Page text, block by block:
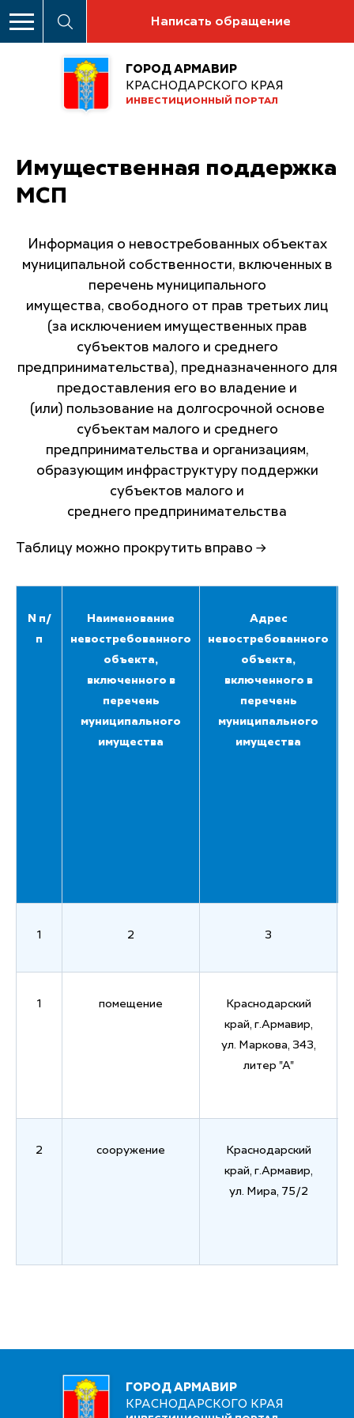
Написать обращение
ГОРОД АРМАВИР
КРАСНОДАРСКОГО КРАЯ
ИНВЕСТИЦИОННЫЙ ПОРТАЛ
Имущественная поддержка
МСП
Информация о невостребованных объектах
муниципальной собственности, включенных в
перечень муниципального
имущества, свободного от прав третьих лиц
(за исключением имущественных прав
субъектов малого и среднего
предпринимательства), предназначенного для
предоставления его во владение и
(или) пользование на долгосрочной основе
субъектам малого и среднего
предпринимательства и организациям,
образующим инфраструктуру поддержки
субъектов малого и
среднего предпринимательства
Таблицу можно прокрутить вправо →
N п/
п
Наименование
невостребованного
объекта,
включенного в
перечень
муниципального
имущества
Адрес
невостребованного
объекта,
включенного в
перечень
муниципального
имущества
1 2 3
1 помещение
Краснодарский
край, г.Армавир,
ул. Маркова, 343,
литер "А"
2 сооружение
Краснодарский
край, г.Армавир,
ул. Мира, 75/2
ГОРОД АРМАВИР
КРАСНОДАРСКОГО КРАЯ